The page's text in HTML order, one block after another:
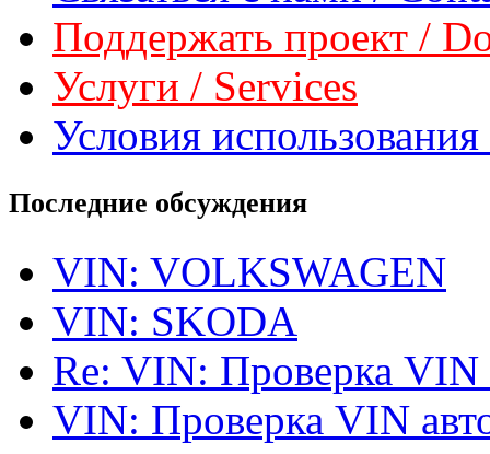
Поддержать проект /
Услуги / Services
Условия
Последние обсуждения
VIN: VOLKSWAGEN
VIN: SKODA
Re: VIN: Проверка VIN
VIN: Проверка VIN